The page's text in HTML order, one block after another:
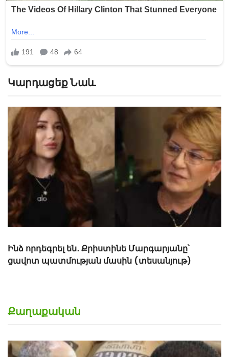
Կարդացեք Նաև
Ինձ որդեգրել են․ Քրիստինե Մարգարյանը՝
ցավոտ պատմության մասին (տեսանյութ)
Քաղաքական